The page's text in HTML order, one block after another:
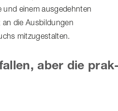
einem ausgedehnten
die Ausbildungen
mitzugestalten.
aber die